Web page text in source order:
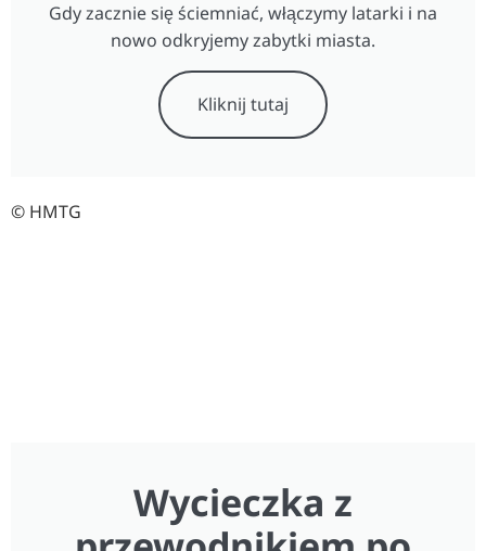
Gdy zacznie się ściemniać, włączymy latarki i na
nowo odkryjemy zabytki miasta.
Kliknij tutaj
© HMTG
Wycieczka z